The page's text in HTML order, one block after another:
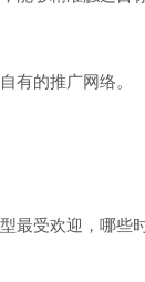
有的推广网络。
最受欢迎，哪些